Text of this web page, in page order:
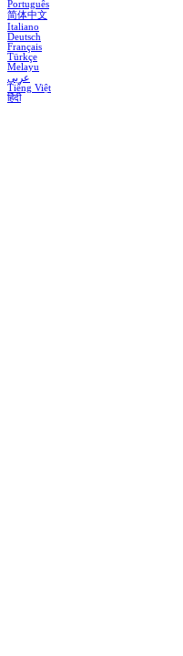
Português
简体中文
Italiano
Deutsch
Français
Türkçe
Melayu
عربي
Tiếng Việt
हिंदी